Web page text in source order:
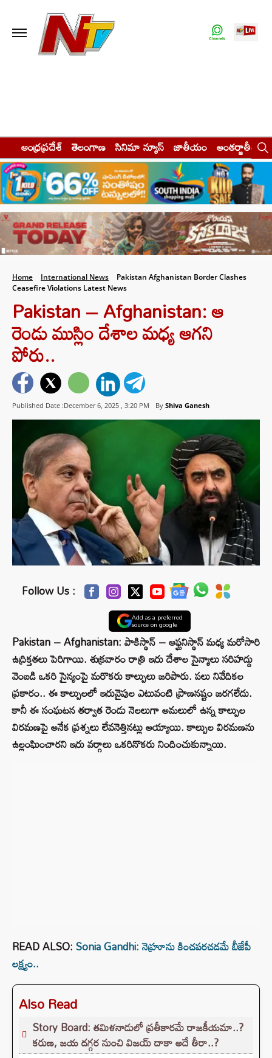
ఆంధ్రప్రదేశ్ తెలంగాణ సినిమా న్యూస్ జాతీయం అంతర్జాతీయం
Home International News
Pakistan Afghanistan Border Clashes
Ceasefire Violations Latest News
Pakistan – Afghanistan: ఆ
రెండు ముస్లిం దేశాల మధ్య ఆగని
పోరు..
Published Date :December 6, 2025 , 3:20 PM By Shiva Ganesh
Follow Us :
Add as a preferred
source on google
Pakistan – Afghanistan: పాకిస్థాన్ – ఆఫ్ఘనిస్థాన్ మధ్య మరోసారి
ఉద్రిక్తతలు పెరిగాయి. శుక్రవారం రాత్రి ఇరు దేశాల సైన్యాలు సరిహద్దు
వెంబడి ఒకరి సైన్యంపై మరొకరు కాల్పులు జరిపారు. పలు నివేదికల
ప్రకారం.. ఈ కాల్పులలో ఇరువైపుల ఎటువంటి ప్రాణనష్టం జరగలేదు.
కానీ ఈ సంఘటన తర్వాత రెండు నెలలుగా అమలులో ఉన్న కాల్పుల
విరమణపై అనేక ప్రశ్నలు లేవనెత్తినట్లు అయ్యాయి. కాల్పుల విరమణను
ఉల్లంఘించారని ఇరు వర్గాలు ఒకరినొకరు నిందించుకున్నాయి.
READ ALSO:Sonia Gandhi: నెహ్రూను కించపరచడమే బీజేపీ
లక్ష్యం..
Also Read
Story Board: తమిళనాడులో ప్రతీకారమే రాజకీయమా..?
కరుణ, జయ దగ్గర నుంచి విజయ్ దాకా అదే తీరా..?